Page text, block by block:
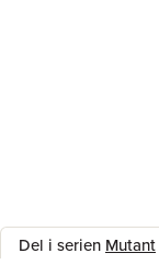
Del i serien Mutant